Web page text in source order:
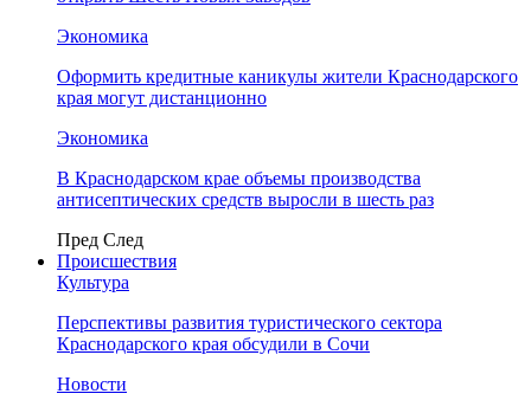
Экономика
Оформить кредитные каникулы жители Краснодарского
края могут дистанционно
Экономика
В Краснодарском крае объемы производства
антисептических средств выросли в шесть раз
Пред След
Происшествия
Культура
Перспективы развития туристического сектора
Краснодарского края обсудили в Сочи
Новости